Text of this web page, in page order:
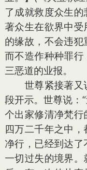
了成就救度众生
著众生在欲界中
的缘故，不会违
而不造作种种罪
三恶道的业报。
世尊紧接著又
段开示。世尊说：
个出家修清净梵
四万二千年之中
净行，已经到达
一切过失的境界